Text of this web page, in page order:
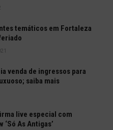
temáticos em Fortaleza
venda de ingressos para
saiba mais
live especial com
As Antigas’